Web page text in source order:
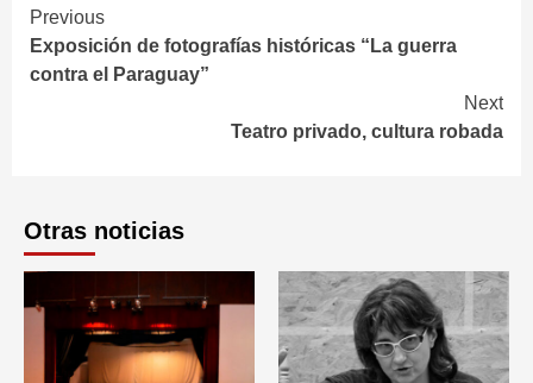
Continue
Reading
Previous
Exposición de fotografías históricas “La guerra
contra el Paraguay”
Next
Teatro privado, cultura robada
Otras noticias